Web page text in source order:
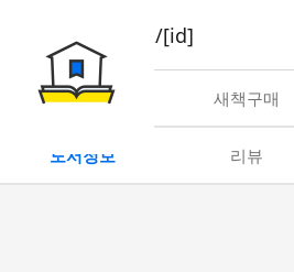
book/rent/[id]
대여 새책구매
도서정보 리뷰